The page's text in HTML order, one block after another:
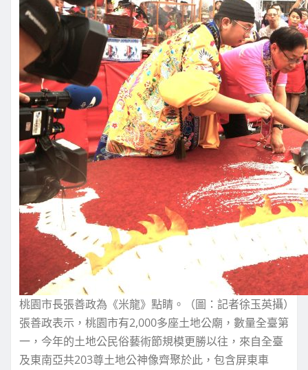
桃園市長張善政為《米龍》點睛。（圖：記者徐玉英攝）
張善政表示，桃園市有2,000多座土地公廟，數量全臺第
一，今年的土地公民俗藝術節規模更勝以往，來自全臺
及東南亞共203尊土地公神像齊聚於此，包含屏東車